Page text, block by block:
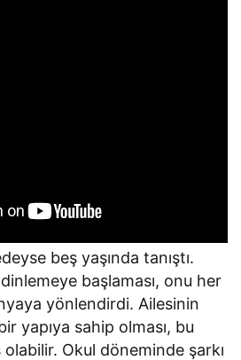
beş yaşında tanıştı.
başlaması, onu her
yönlendirdi. Ailesinin
yapıya sahip olması, bu
Okul döneminde şarkı